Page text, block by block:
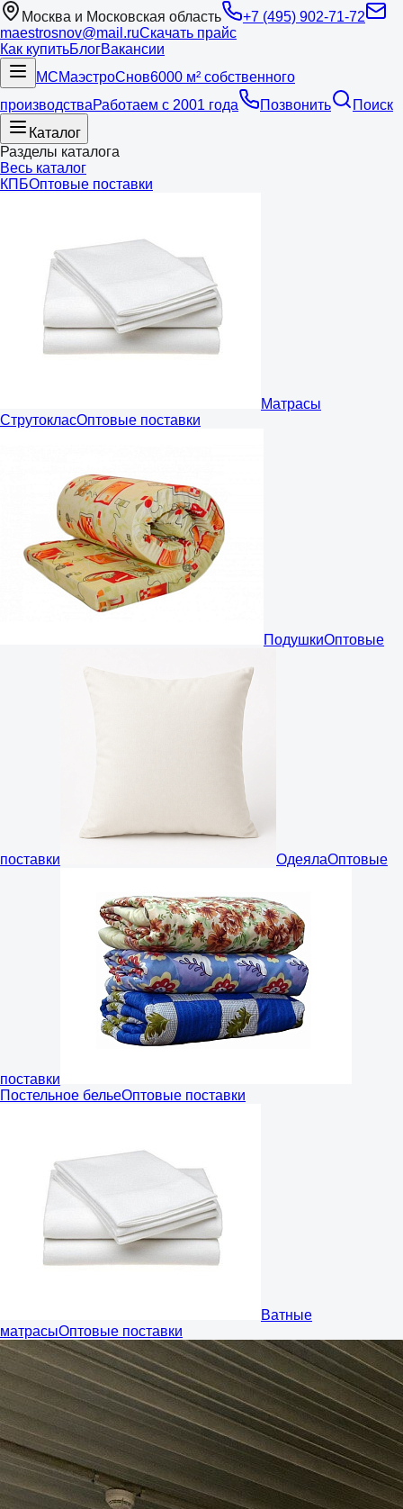
Москва и Московская область
+7 (495) 902-71-72
maestrosnov@mail.ruСкачать прайс
Как купитьБлогВакансии
МСМаэстроСнов6000 м² собственного
производстваРаботаем с 2001 года Позвонить
Поиск
Каталог
Разделы каталога
Весь каталог
КПБОптовые поставки
Матрасы
СтрутокласОптовые поставки
ПодушкиОптовые
поставки ОдеялаОптовые
поставки
Постельное бельеОптовые поставки
Ватные
матрасыОптовые поставки